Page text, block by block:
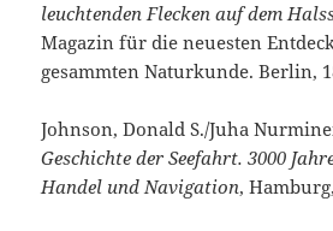
leuchtenden Flecken auf dem
Magazin für die neuesten
gesammten Naturkunde. Berlin,
Johnson, Donald S./Juha
Geschichte der Seefahrt. 3000
Handel und Navigation,